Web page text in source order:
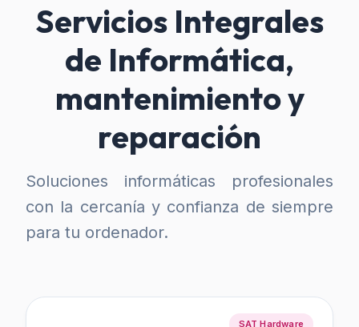
Servicios Integrales
de Informática,
mantenimiento y
reparación
Soluciones informáticas profesionales
con la cercanía y confianza de siempre
para tu ordenador.
SAT Hardware